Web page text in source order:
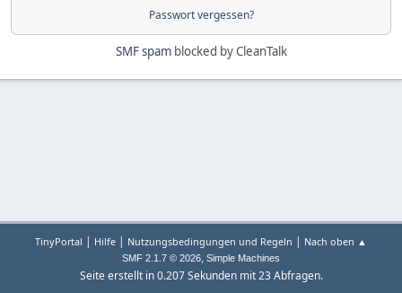
Passwort vergessen?
SMF spamblocked by CleanTalk
TinyPortal | Hilfe | Nutzungsbedingungen und Regeln | Nach oben ▲
SMF 2.1.7 © 2026, Simple Machines
Seite erstellt in 0.207 Sekunden mit 23 Abfragen.